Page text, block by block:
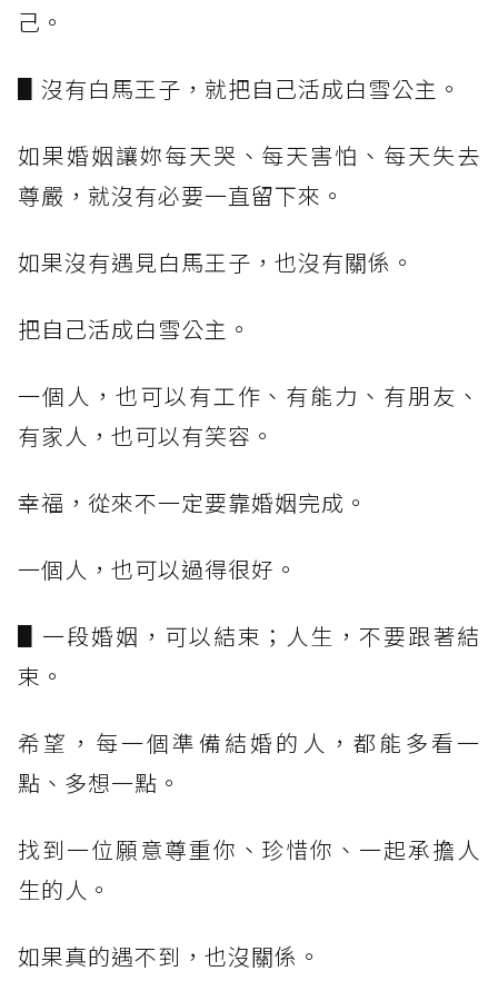
己。
▋沒有白馬王子，就把自己活成白雪公主。
如果婚姻讓妳每天哭、每天害怕、每天失去
尊嚴，就沒有必要一直留下來。
如果沒有遇見白馬王子，也沒有關係。
把自己活成白雪公主。
一個人，也可以有工作、有能力、有朋友、
有家人，也可以有笑容。
幸福，從來不一定要靠婚姻完成。
一個人，也可以過得很好。
▋一段婚姻，可以結束；人生，不要跟著結
束。
希望，每一個準備結婚的人，都能多看一
點、多想一點。
找到一位願意尊重你、珍惜你、一起承擔人
生的人。
如果真的遇不到，也沒關係。